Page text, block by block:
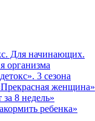
Для начинающих.
организма
3 сезона
женщина»
8 недель»
ребенка»